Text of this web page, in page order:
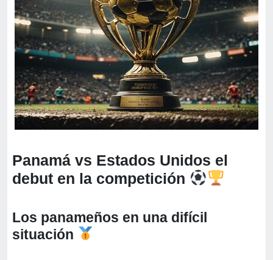
Panamá vs Estados Unidos el
debut en la competición
Los panameños en una difícil
situación